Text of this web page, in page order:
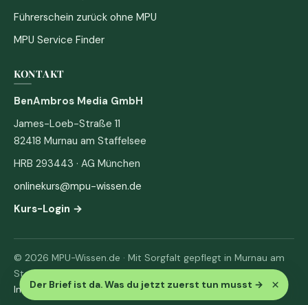
Der Brief ist da. Was du jetzt zuerst tun musst → ×
Führerschein zurück ohne MPU
MPU Service Finder
KONTAKT
BenAmbros Media GmbH
James-Loeb-Straße 11
82418 Murnau am Staffelsee
HRB 293443 · AG München
onlinekurs@mpu-wissen.de
Kurs-Login →
© 2026 MPU-Wissen.de · Mit Sorgfalt gepflegt in Murnau am
Staffelsee
Impressum· Datenschutz & AGB